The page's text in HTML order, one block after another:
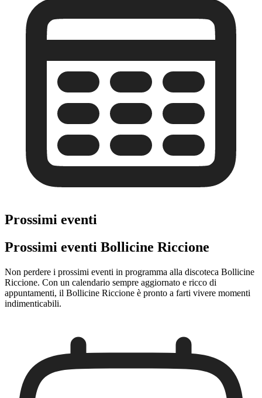
Prossimi eventi
Prossimi eventi Bollicine Riccione
Non perdere i prossimi eventi in programma alla discoteca Bollicine
Riccione. Con un calendario sempre aggiornato e ricco di
appuntamenti, il Bollicine Riccione è pronto a farti vivere momenti
indimenticabili.